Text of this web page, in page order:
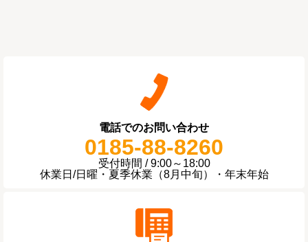
電話でのお問い合わせ
0185-88-8260
受付時間 / 9:00～18:00
休業日/日曜・夏季休業（8月中旬）・年末年始